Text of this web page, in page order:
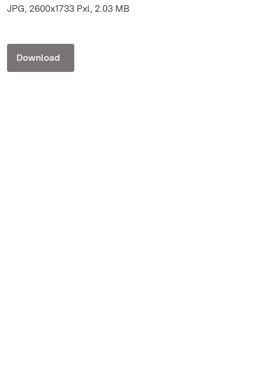
JPG, 2600x1733 Pxl, 2.03 MB
Download